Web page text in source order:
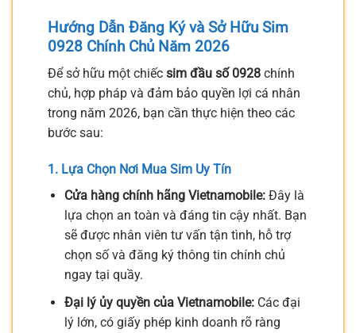
Hướng Dẫn Đăng Ký và Sở Hữu Sim
0928 Chính Chủ Năm 2026
Để sở hữu một chiếc sim đầu số 0928 chính
chủ, hợp pháp và đảm bảo quyền lợi cá nhân
trong năm 2026, bạn cần thực hiện theo các
bước sau:
1. Lựa Chọn Nơi Mua Sim Uy Tín
Cửa hàng chính hãng Vietnamobile:Đây là
lựa chọn an toàn và đáng tin cậy nhất. Bạn
sẽ được nhân viên tư vấn tận tình, hỗ trợ
chọn số và đăng ký thông tin chính chủ
ngay tại quầy.
Đại lý ủy quyền của Vietnamobile:Các đại
lý lớn, có giấy phép kinh doanh rõ ràng